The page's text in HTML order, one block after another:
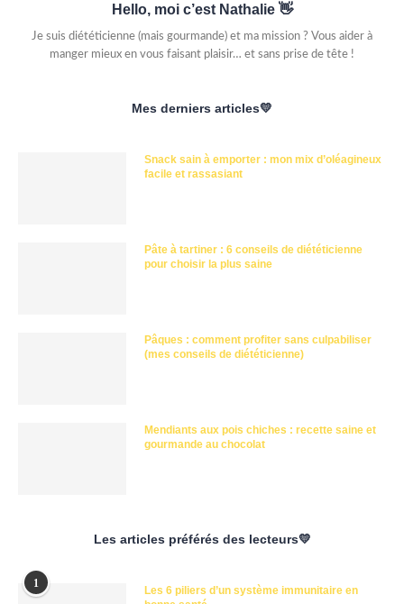
Hello, moi c’est Nathalie 👋
Je suis diététicienne (mais gourmande) et ma mission ? Vous aider à
manger mieux en vous faisant plaisir… et sans prise de tête !
Mes derniers articles💛
Snack sain à emporter : mon mix d’oléagineux
facile et rassasiant
Pâte à tartiner : 6 conseils de diététicienne
pour choisir la plus saine
Pâques : comment profiter sans culpabiliser
(mes conseils de diététicienne)
Mendiants aux pois chiches : recette saine et
gourmande au chocolat
Les articles préférés des lecteurs💛
1
Les 6 piliers d’un système immunitaire en